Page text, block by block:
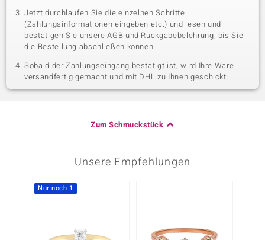
Jetzt durchlaufen Sie die einzelnen Schritte
(Zahlungsinformationen eingeben etc.) und lesen und
bestätigen Sie unsere AGB und Rückgabebelehrung, bis Sie
die Bestellung abschließen können.
Sobald der Zahlungseingang bestätigt ist, wird Ihre Ware
versandfertig gemacht und mit DHL zu Ihnen geschickt.
Zum Schmuckstück
Unsere Empfehlungen
Nur noch 1